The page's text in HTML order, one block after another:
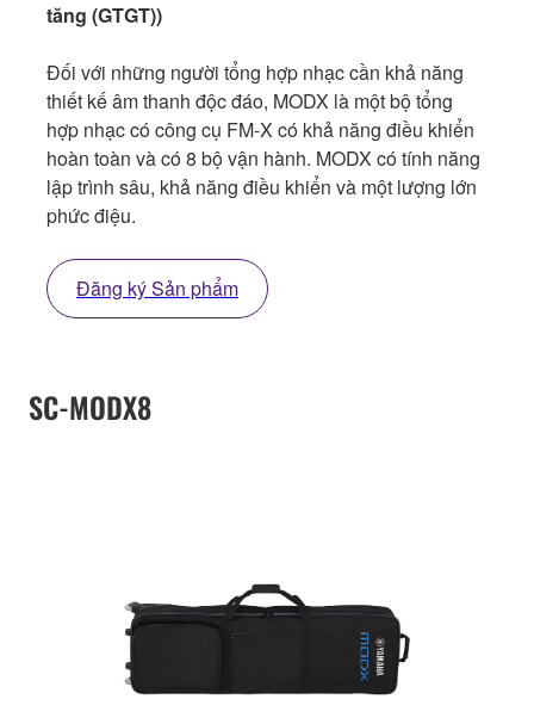
tăng (GTGT))
Đối với những người tổng hợp nhạc cần khả năng
thiết kế âm thanh độc đáo, MODX là một bộ tổng
hợp nhạc có công cụ FM-X có khả năng điều khiển
hoàn toàn và có 8 bộ vận hành. MODX có tính năng
lập trình sâu, khả năng điều khiển và một lượng lớn
phức điệu.
Đăng ký Sản phẩm
SC-MODX8